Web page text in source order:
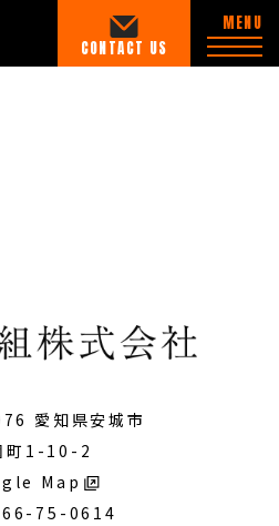
CONTACT US
MENU
HOME
RC工事
・外構工事
社概要
愛知県安城市
町1-10-2
Map
75-0614